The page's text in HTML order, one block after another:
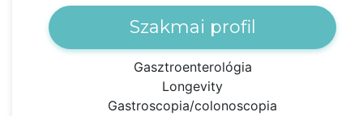
Szakmai profil
Gasztroenterológia
Longevity
Gastroscopia/colonoscopia